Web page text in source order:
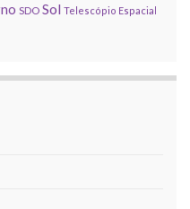
SDO Sol Telescópio Espacial